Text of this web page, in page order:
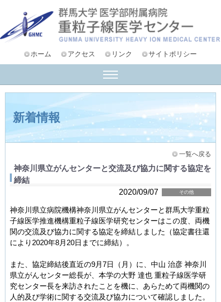
ホーム アクセス リンク サイトポリシー
新着情報
一覧へ戻る
神奈川県立がんセンターと交流及び協力に関する協定を
締結
2020/09/07
その他
神奈川県立病院機構神奈川県立がんセンターと群馬大学重粒
子線医学推進機構重粒子線医学研究センターはこの度、両機
関の交流及び協力に関する協定を締結しました（協定書往還
により2020年8月20日までに締結）。
また、協定締結後直近の9月7日（月）に、中山 治彦 神奈川
県立がんセンター総長が、本学の大野 達也 重粒子線医学研
究センター長を来訪されたことを機に、あらためて両機関の
人的及び学術に関する交流及び協力について確認しました。